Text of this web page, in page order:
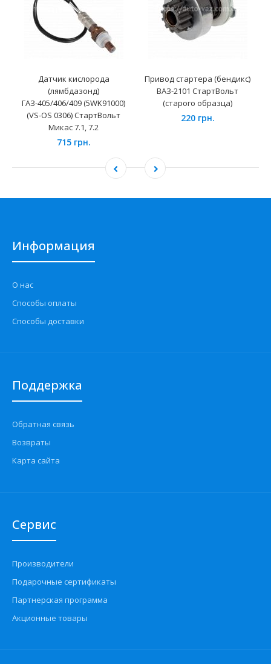
Датчик кислорода
(лямбдазонд)
ГАЗ-405/406/409 (5WK91000)
(VS-OS 0306) СтартВольт
Микас 7.1, 7.2
715 грн.
Привод стартера (бендикс)
ВАЗ-2101 СтартВольт
(старого образца)
220 грн.
Информация
О нас
Способы оплаты
Способы доставки
Поддержка
Обратная связь
Возвраты
Карта сайта
Сервис
Производители
Подарочные сертификаты
Партнерская программа
Акционные товары